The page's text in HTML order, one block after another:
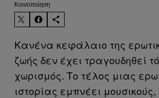
Kοινοποίηση
Κανένα κεφάλαιο της
ζωής δεν έχει τραγουδηθεί
χωρισμός. Το τέλος μιας
ιστορίας εμπνέει μουσικούς,